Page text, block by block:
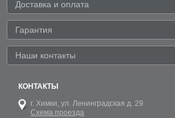
Доставка и оплата
Гарантия
Наши контакты
КОНТАКТЫ
г. Химки, ул. Ленинградская д. 29
Схема проезда